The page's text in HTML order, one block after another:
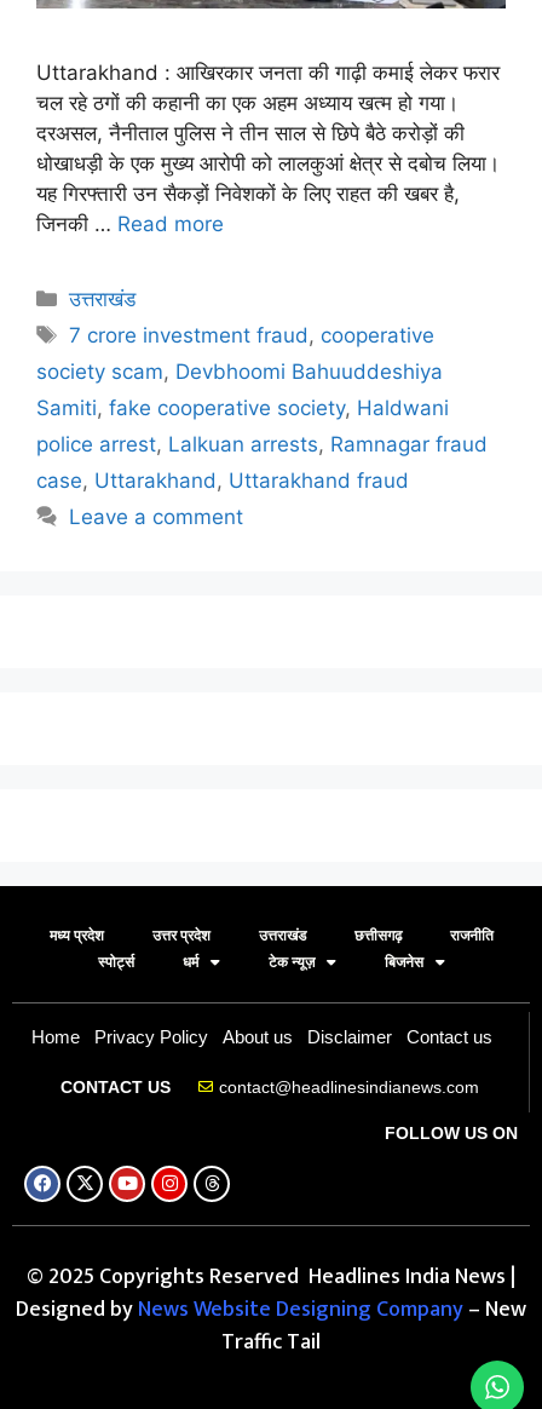
Uttarakhand : आखिरकार जनता की गाढ़ी कमाई लेकर फरार
चल रहे ठगों की कहानी का एक अहम अध्याय खत्म हो गया।
दरअसल, नैनीताल पुलिस ने तीन साल से छिपे बैठे करोड़ों की
धोखाधड़ी के एक मुख्य आरोपी को लालकुआं क्षेत्र से दबोच लिया।
यह गिरफ्तारी उन सैकड़ों निवेशकों के लिए राहत की खबर है,
जिनकी … Read more
उत्तराखंड
7 crore investment fraud , cooperative
society scam, Devbhoomi Bahuuddeshiya
Samiti, fake cooperative society, Haldwani
police arrest, Lalkuan arrests, Ramnagar fraud
case, Uttarakhand , Uttarakhand fraud
Leave a comment
मध्य प्रदेश उत्तर प्रदेश उत्तराखंड छत्तीसगढ़
राजनीति
स्पोर्ट्स
धर्म टेक न्यूज़ बिजनेस
Home Privacy Policy About us Disclaimer Contact us
CONTACT US contact@headlinesindianews.com
FOLLOW US ON
© 2025 Copyrights Reserved Headlines India News |
Designed byNews Website Designing Company– New
Traffic Tail